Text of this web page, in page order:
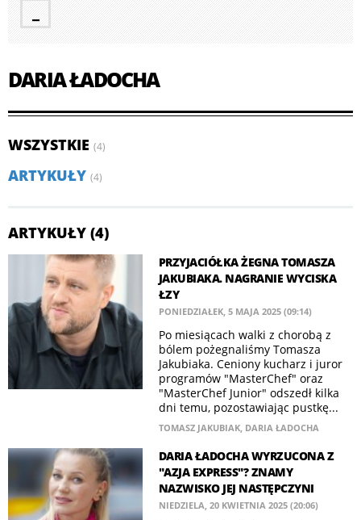
DARIA ŁADOCHA
WSZYSTKIE (4)
ARTYKUŁY (4)
ARTYKUŁY (4)
PRZYJACIÓŁKA ŻEGNA TOMASZA
JAKUBIAKA. NAGRANIE WYCISKA
ŁZY
PONIEDZIAŁEK, 5 MAJA 2025 (09:14)
Po miesiącach walki z chorobą z
bólem pożegnaliśmy Tomasza
Jakubiaka. Ceniony kucharz i juror
programów "MasterChef" oraz
"MasterChef Junior" odszedł kilka
dni temu, pozostawiając pustkę...
TOMASZ JAKUBIAK, DARIA ŁADOCHA
DARIA ŁADOCHA WYRZUCONA Z
"AZJA EXPRESS"? ZNAMY
NAZWISKO JEJ NASTĘPCZYNI
NIEDZIELA, 20 KWIETNIA 2025 (20:06)